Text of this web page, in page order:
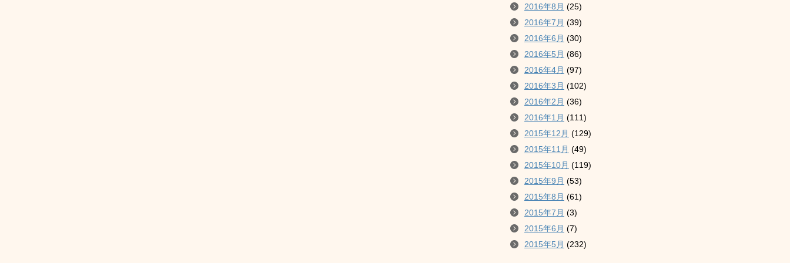
2016年8月 (25)
2016年7月 (39)
2016年6月 (30)
2016年5月 (86)
2016年4月 (97)
2016年3月 (102)
2016年2月 (36)
2016年1月 (111)
2015年12月 (129)
2015年11月 (49)
2015年10月 (119)
2015年9月 (53)
2015年8月 (61)
2015年7月 (3)
2015年6月 (7)
2015年5月 (232)